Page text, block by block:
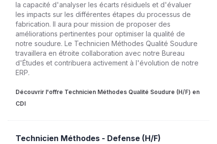
la capacité d'analyser les écarts résiduels et d'évaluer
les impacts sur les différentes étapes du processus de
fabrication. Il aura pour mission de proposer des
améliorations pertinentes pour optimiser la qualité de
notre soudure. Le Technicien Méthodes Qualité Soudure
travaillera en étroite collaboration avec notre Bureau
d'Études et contribuera activement à l'évolution de notre
ERP.
Découvrir l'offre Technicien Méthodes Qualité Soudure (H/F) en
CDI
Technicien Méthodes - Defense (H/F)